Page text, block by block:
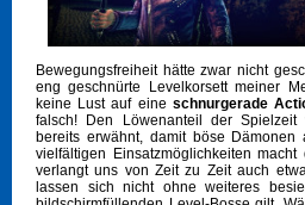
Bewegungsfreiheit hätte zwar nicht
eng geschnürte Levelkorsett meiner
keine Lust auf eine schnurgerade
falsch! Den Löwenanteil der
bereits erwähnt, damit böse Dämonen
vielfältigen Einsatzmöglichkeiten
verlangt uns von Zeit zu Zeit auch
lassen sich nicht ohne weiteres